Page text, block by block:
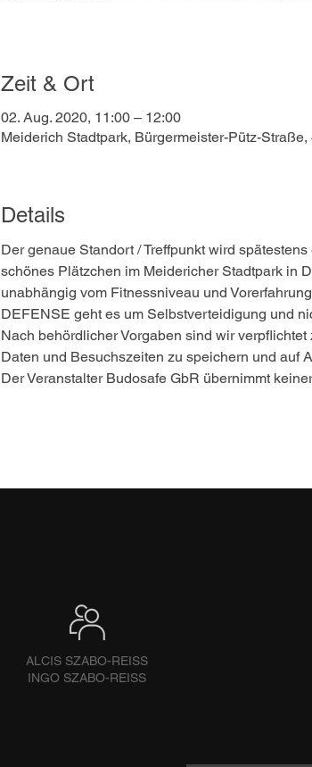
Zeit & Ort
02. Aug. 2020, 11:00 – 12:00
Meiderich Stadtpark, Bürgermeister-Pütz-
Details
Der genaue Standort / Treffpunkt wird
schönes Plätzchen im Meidericher Stadtpark in
unabhängig vom Fitnessniveau und
DEFENSE geht es um Selbstverteidigung und
Nach behördlicher Vorgaben sind wir
Daten und Besuchszeiten zu speichern und auf
Der Veranstalter Budosafe GbR übernimmt
ALCIS SZABO-REISS
INGO SZABO-REISS